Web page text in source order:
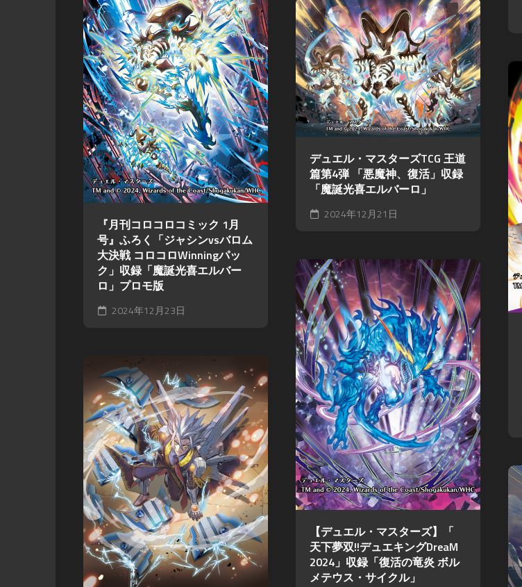
『月刊コロコロコミック 1月
号』ふろく「ジャシンvsバロム
大決戦 コロコロWinningパッ
ク」収録「魔誕光喜エルバー
ロ」プロモ版
2024年12月23日
デュエル・マスターズTCG 王道
篇第4弾 「悪魔神、復活」収録
「魔誕光喜エルバーロ」
2024年12月21日
【デュエル・マスターズ】「
天下夢双!!デュエキングDreaM
2024」収録「復活の竜炎 ボル
メテウス・サイクル」